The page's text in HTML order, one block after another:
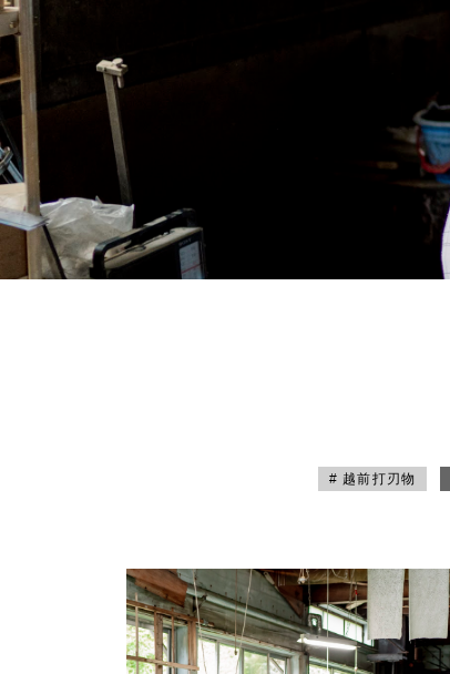
# 越前打刃物